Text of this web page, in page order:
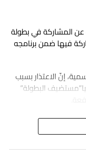
عن المشاركة في بطولة
فيها ضمن برنامجه
إنّ الاعتذار بسبب
البطولة”